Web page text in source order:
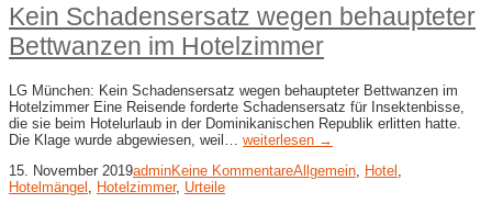
Kein Schadensersatz wegen behaupteter
Bettwanzen im Hotelzimmer
LG München: Kein Schadensersatz wegen behaupteter Bettwanzen im
Hotelzimmer Eine Reisende forderte Schadensersatz für Insektenbisse,
die sie beim Hotelurlaub in der Dominikanischen Republik erlitten hatte.
Die Klage wurde abgewiesen, weil… weiterlesen →
15. November 2019adminKeine KommentareAllgemein Hotel
Hotelmängel
Hotelzimmer, Urteile